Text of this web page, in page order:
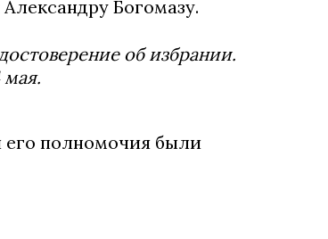
Богомазу.
об избрании.
его полномочия были